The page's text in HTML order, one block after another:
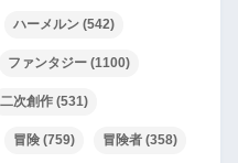
ハウス～ﾓｳﾆ
ハーメルン (542)
ファンタジー (1100)
二次創作 (531)
冒険 (759) 冒険者 (358)